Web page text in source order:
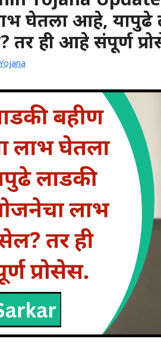
घेतला आहे, यापुढे
ही आहे संपूर्ण